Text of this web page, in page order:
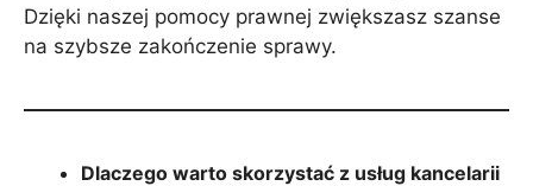
Dzięki naszej pomocy prawnej zwiększasz szanse
na szybsze zakończenie sprawy.
Dlaczego warto skorzystać z usług kancelarii